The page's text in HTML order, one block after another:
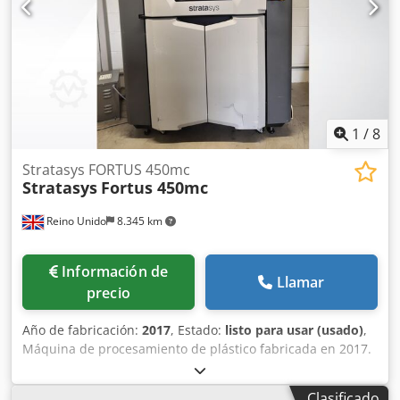
cerrada, se logran resultados de medición muy precisos y
estables, incluso con los pesos más bajos. Datos técnicos: -
Capacidad máxima de pesaje: 120 g - Legibilidad: 0,0001 g
(0,1 mg) - Peso mínimo: 0,01 g - Indicador digital - Función
de tara - Interface RS232 - Alimentación: 12 V DC / 6 W
Estado: usado Volumen de suministro: (ver imagen)
(¡Sujeto a cambios y errores en los datos técnicos, la
información está sujeta a confirmación!) Para cualquier
pregunta adicional, no dude en contactarnos por teléfono.
1 /8
Reino Unido 8.345 km
Stratasys FORTUS 450mc
Stratasys Fortus 450mc
Información de
precio
Llamar
Año de fabricación: 2017, Estado: listo para usar (usado),
Máquina de procesamiento de plástico fabricada en 2017.
Esta Stratasys Fortus 450mc cuenta con un cabezal de
impresión estándar y un cabezal de impresión adicional